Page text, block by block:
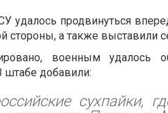
удалось продвинуться
стороны, а также выставили
военным удалось
добавили:
сухпайки,